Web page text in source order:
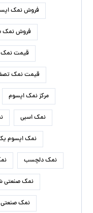
فروش نمک
فروش نمک
قیمت نمک
قیمت نمک
مرکز نمک اپسوم
نمک اسبی
نمک اپسوم
نمک دلچسب
نمک صنعتی
نمک